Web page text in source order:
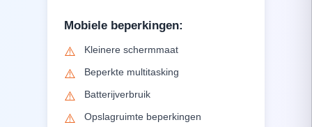
Mobiele beperkingen:
⚠️ Kleinere schermmaat
⚠️ Beperkte multitasking
⚠️ Batterijverbruik
⚠️ Opslagruimte beperkingen